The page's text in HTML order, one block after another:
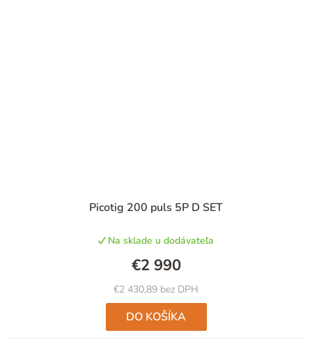
Picotig 200 puls 5P D SET
Na sklade u dodávateľa
€2 430,89 bez DPH
€2 990
DO KOŠÍKA